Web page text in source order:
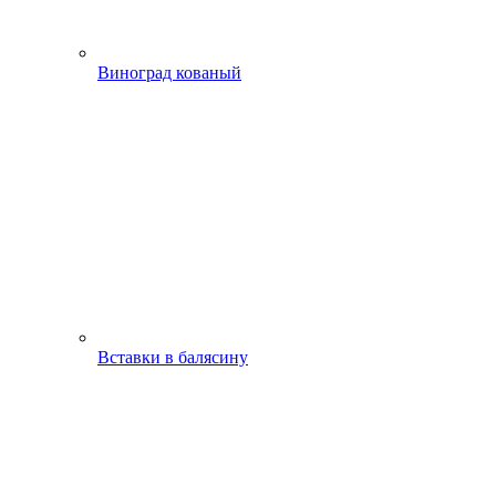
Виноград кованый
Вставки в балясину